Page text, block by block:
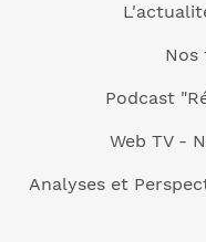
Nos
Podcast
Web TV -
Analyses et